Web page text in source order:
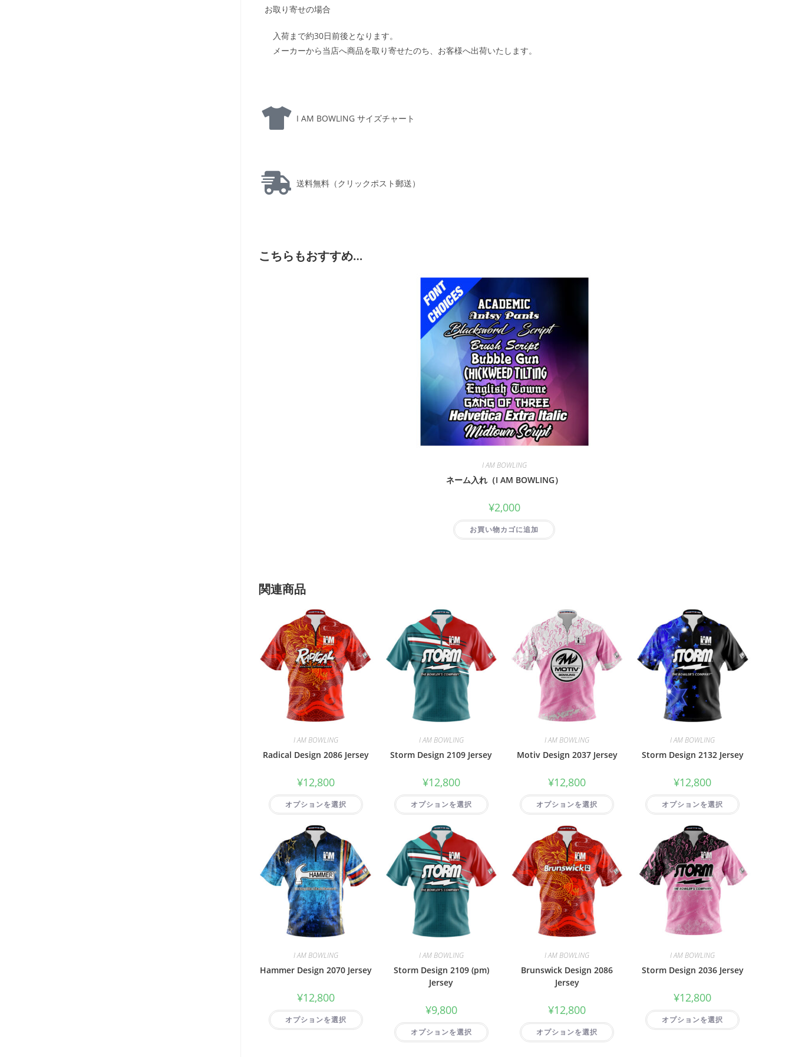
お取り寄せの場合
入荷まで約30日前後となります。
メーカーから当店へ商品を取り寄せたのち、お客様へ出荷いたします。
I AM BOWLING サイズチャート
送料無料（クリックポスト郵送）
こちらもおすすめ…
I AM BOWLING
ネーム入れ（I AM BOWLING）
¥2,000
お買い物カゴに追加
関連商品
I AM BOWLING
Radical Design 2086 Jersey
¥12,800
オプションを選択
I AM BOWLING
Storm Design 2109 Jersey
¥12,800
オプションを選択
I AM BOWLING
Motiv Design 2037 Jersey
¥12,800
オプションを選択
I AM BOWLING
Storm Design 2132 Jersey
¥12,800
オプションを選択
I AM BOWLING
Hammer Design 2070 Jersey
¥12,800
オプションを選択
I AM BOWLING
Storm Design 2109 (pm)
Jersey
¥9,800
オプションを選択
I AM BOWLING
Brunswick Design 2086
Jersey
¥12,800
オプションを選択
I AM BOWLING
Storm Design 2036 Jersey
¥12,800
オプションを選択